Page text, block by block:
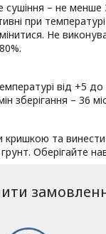
– не менше
при
Не
від +5
– 36
та
Оберігайте